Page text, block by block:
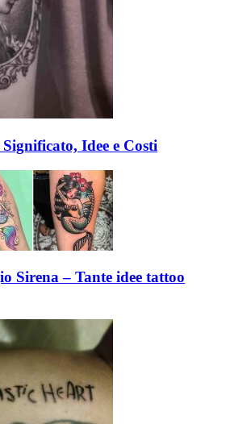
Idee e Costi
Sirena – Tante idee tattoo